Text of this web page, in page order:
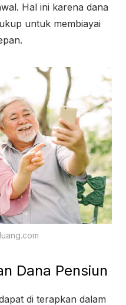
Hal ini karena dana
untuk membiayai
Dana Pensiun
di terapkan dalam